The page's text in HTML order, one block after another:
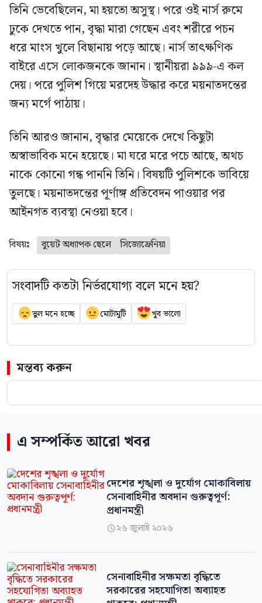
তিনি ভেবেছিলেন, মা হয়তো অসুস্থ। পরে ওই নার্স রুমে
ঢুকে দেখতে পান, বৃদ্ধা মারা গেছেন এবং শরীরে পচন
ধরে মাংস খুলে বিছানায় পড়ে আছে। নার্স তাৎক্ষণিক
বাইরে এসে লোকজনকে জানান। স্থানীয়রা ৯৯৯-এ কল
দেয়। পরে পুলিশ গিয়ে মরদেহ উদ্ধার করে ময়নাতদন্তের
জন্য মর্গে পাঠায়।
তিনি আরও জানান, বৃদ্ধার মেয়েকে দেখে কিছুটা
অস্বাভাবিক মনে হয়েছে। মা ঘরে মরে পচে আছে, অথচ
নাকে কোনো গন্ধ পাননি তিনি। বিষয়টি পুলিশকে ভাবিয়ে
তুলছে। ময়নাতদন্তের পূর্ণাঙ্গ প্রতিবেদন পাওয়ার পর
আইনগত ব্যবস্থা নেওয়া হবে।
বিষয়ঃ বুয়েট অধ্যাপক ছেলে সিজোফ্রেনিয়া
সংবাদটি কতটা নির্ভরযোগ্য বলে মনে হয়?
ভুল মনে হচ্ছে মোটামুটি খুব ভালো
মন্তব্য করুন
এ সম্পর্কিত আরো খবর
দেশের শৃঙ্খলা ও দুর্যোগ মোকাবিলায়
সেনাবাহিনীর অবদান গুরুত্বপূর্ণ:
প্রধানমন্ত্রী
২৬ জুলাই ২০২৬
সেনাবাহিনীর সক্ষমতা বৃদ্ধিতে
সরকারের সহযোগিতা অব্যাহত